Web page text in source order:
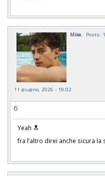
Mike. Posts:
11 giugno, 2026 - 19:02
6
Yeah 🔝
fra l’altro direi anche sicura la